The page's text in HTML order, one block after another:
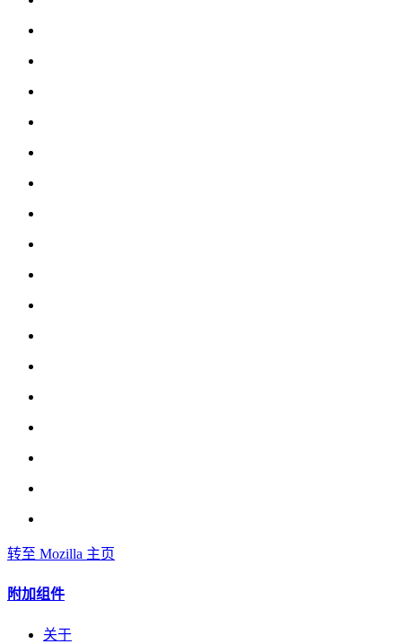
转至 Mozilla 主页
附加组件
关于